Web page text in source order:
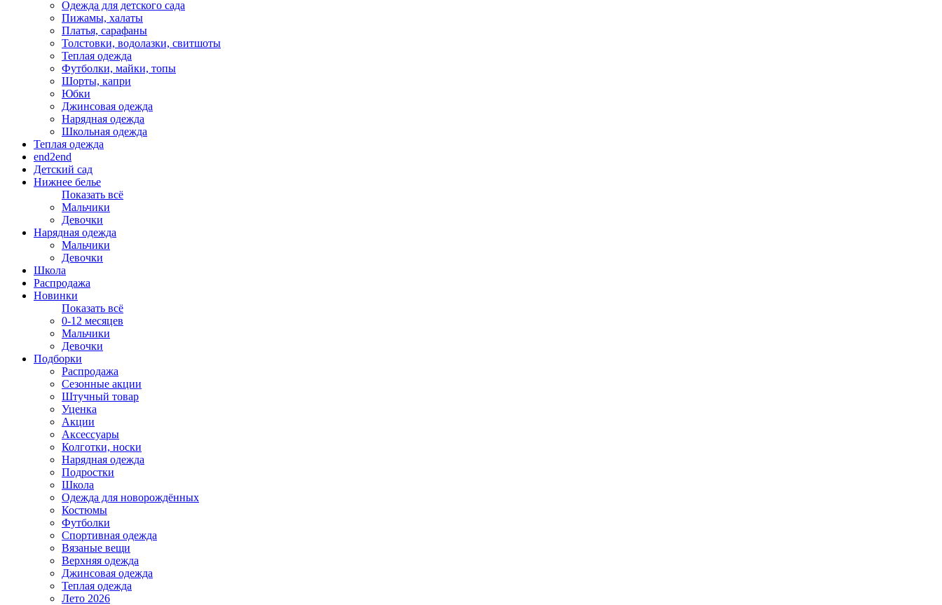
Одежда для детского сада
Пижамы, халаты
Платья, сарафаны
Толстовки, водолазки, свитшоты
Теплая одежда
Футболки, майки, топы
Шорты, капри
Юбки
Джинсовая одежда
Нарядная одежда
Школьная одежда
Теплая одежда
end2end
Детский сад
Нижнее белье
Показать всё
Мальчики
Девочки
Нарядная одежда
Мальчики
Девочки
Школа
Распродажа
Новинки
Показать всё
0-12 месяцев
Мальчики
Девочки
Подборки
Распродажа
Сезонные акции
Штучный товар
Уценка
Акции
Аксессуары
Колготки, носки
Нарядная одежда
Подростки
Школа
Одежда для новорождённых
Костюмы
Футболки
Спортивная одежда
Вязаные вещи
Верхняя одежда
Джинсовая одежда
Теплая одежда
Лето 2026